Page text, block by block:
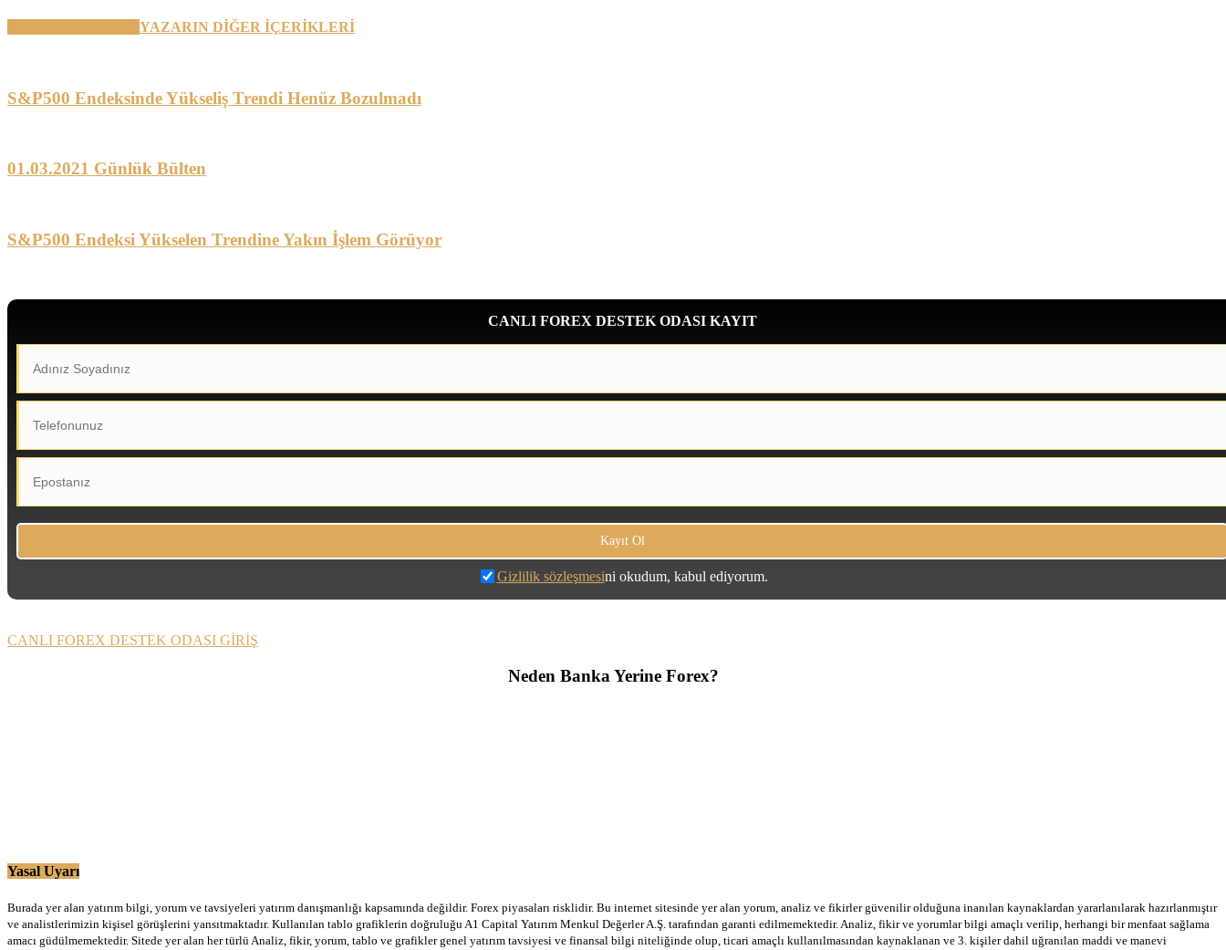
YAZARIN DİĞER İÇERİKLERİ
S&P500 Endeksinde Yükseliş Trendi Henüz Bozulmadı
01.03.2021 Günlük Bülten
S&P500 Endeksi Yükselen Trendine Yakın İşlem Görüyor
CANLI FOREX DESTEK ODASI KAYIT
Gizlilik sözleşmesini okudum, kabul ediyorum.
CANLI FOREX DESTEK ODASI GİRİŞ
Neden Banka Yerine Forex?
Yasal Uyarı
Burada yer alan yatırım bilgi, yorum ve tavsiyeleri yatırım danışmanlığı kapsamında değildir. Forex piyasaları risklidir. Bu internet sitesinde yer alan yorum, analiz ve fikirler güvenilir olduğuna inanılan kaynaklardan yararlanılarak hazırlanmıştır
ve analistlerimizin kişisel görüşlerini yansıtmaktadır. Kullanılan tablo grafiklerin doğruluğu A1 Capital Yatırım Menkul Değerler A.Ş. tarafından garanti edilmemektedir. Analiz, fikir ve yorumlar bilgi amaçlı verilip, herhangi bir menfaat sağlama
amacı güdülmemektedir. Sitede yer alan her türlü Analiz, fikir, yorum, tablo ve grafikler genel yatırım tavsiyesi ve finansal bilgi niteliğinde olup, ticari amaçlı kullanılmasından kaynaklanan ve 3. kişiler dahil uğranılan maddi ve manevi